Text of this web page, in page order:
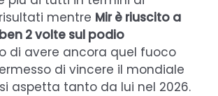
mentre Mir è riuscito a
2 volte sul podio
di avere ancora quel fuoco
di vincere il mondiale
aspetta tanto da lui nel 2026.